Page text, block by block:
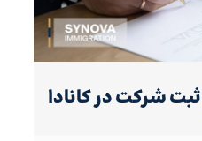
شرکت در کانادا